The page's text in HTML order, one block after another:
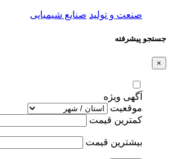
صنعت و تولید صنایع شیمیایی
جستجو پیشرفته
×
آگهی ویژه
موقعیت
کمترین قیمت
بیشترین قیمت